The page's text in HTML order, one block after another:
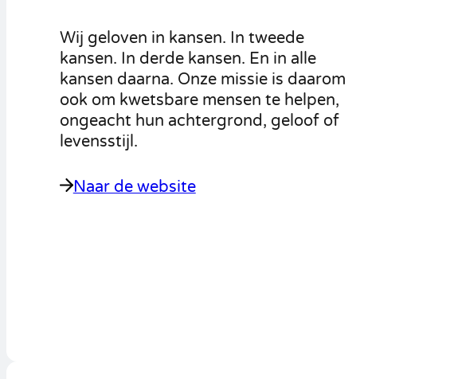
Wij geloven in kansen. In tweede
kansen. In derde kansen. En in alle
kansen daarna. Onze missie is daarom
ook om kwetsbare mensen te helpen,
ongeacht hun achtergrond, geloof of
levensstijl.
Naar de website